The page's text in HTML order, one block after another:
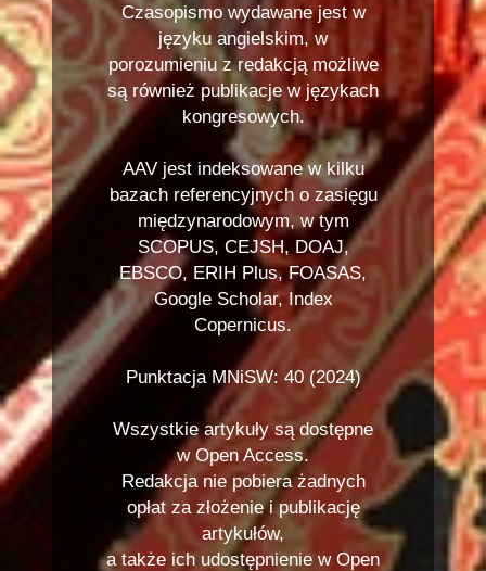
Czasopismo wydawane jest w
języku angielskim, w
porozumieniu z redakcją możliwe
są również publikacje w językach
kongresowych.
AAV jest indeksowane w kilku
bazach referencyjnych o zasięgu
międzynarodowym, w tym
SCOPUS, CEJSH, DOAJ,
EBSCO, ERIH Plus, FOASAS,
Google Scholar, Index
Copernicus.
Punktacja MNiSW: 40 (2024)
Wszystkie artykuły są dostępne
w Open Access.
Redakcja nie pobiera żadnych
opłat za złożenie i publikację
artykułów,
a także ich udostępnienie w Open